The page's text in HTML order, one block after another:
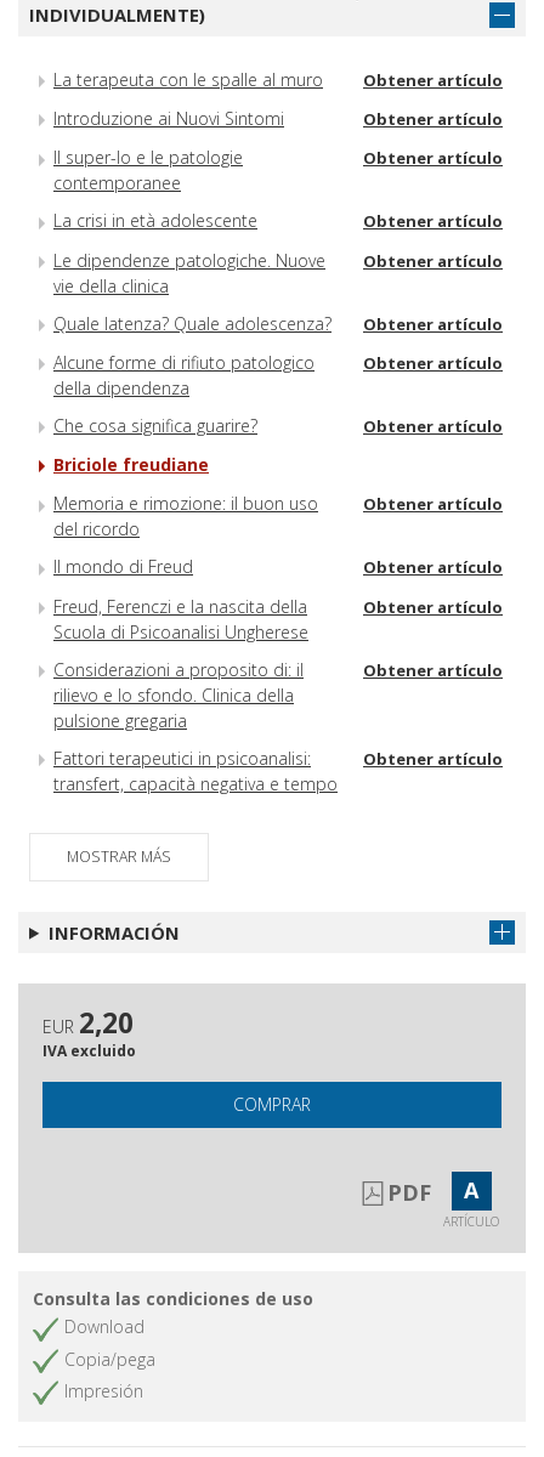
INDIVIDUALMENTE)
La terapeuta con le spalle al muro Obtener artículo
Introduzione ai Nuovi Sintomi Obtener artículo
Il super-Io e le patologie
contemporanee
Obtener artículo
La crisi in età adolescente Obtener artículo
Le dipendenze patologiche. Nuove
vie della clinica
Obtener artículo
Quale latenza? Quale adolescenza? Obtener artículo
Alcune forme di rifiuto patologico
della dipendenza
Obtener artículo
Che cosa significa guarire? Obtener artículo
Briciole freudiane
Memoria e rimozione: il buon uso
del ricordo
Obtener artículo
Il mondo di Freud Obtener artículo
Freud, Ferenczi e la nascita della
Scuola di Psicoanalisi Ungherese
Obtener artículo
Considerazioni a proposito di: il
rilievo e lo sfondo. Clinica della
pulsione gregaria
Obtener artículo
Fattori terapeutici in psicoanalisi:
transfert, capacità negativa e tempo
Obtener artículo
MOSTRAR MÁS
INFORMACIÓN
EUR 2,20
IVA excluido
COMPRAR
PDF A
ARTÍCULO
Consulta las condiciones de uso
Download
Copia/pega
Impresión